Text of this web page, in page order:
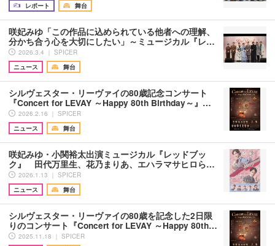
レポート
舞台
咲妃みゆ「この作品に込められている他者への理解、
分かち合う心を大切にしたい」～ミュージカル『レ…
2026.3.4 ｜ SPICER
ニュース
舞台
シルヴェスター・リーヴァイの80歳記念コンサート
『Concert for LEVAY ～Happy 80th Birthday～』…
2026.2.16 ｜ SPICER
ニュース
舞台
咲妃みゆ・小関裕太出演ミュージカル『レッドブッ
ク』 田代万里生、花乃まりあ、エハラマサヒロら…
2026.1.13 ｜ SPICER
ニュース
舞台
シルヴェスター・リーヴァイの80歳を記念した2日限
りのコンサート『Concert for LEVAY ～Happy 80th…
2025.11.18 ｜ SPICER